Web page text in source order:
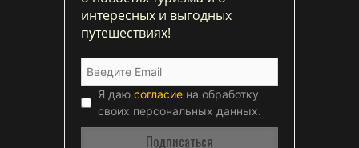
интересных и выгодных
путешествиях!
Я даю согласие на обработку
своих персональных данных.